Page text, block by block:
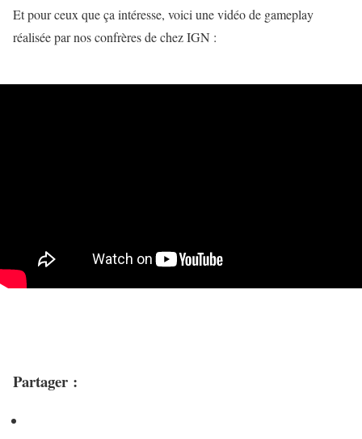
Et pour ceux que ça intéresse, voici une vidéo de gameplay
réalisée par nos confrères de chez IGN :
Partager :